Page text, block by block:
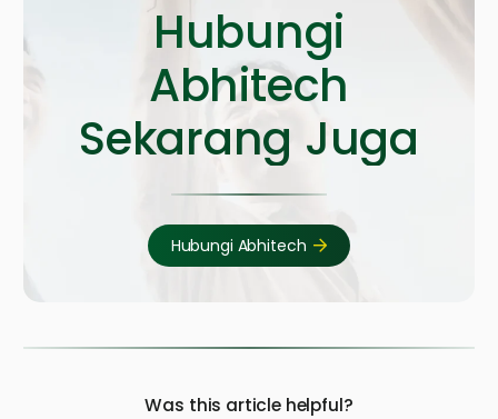
Hubungi
Abhitech
Sekarang Juga
Hubungi Abhitech
Was this article helpful?